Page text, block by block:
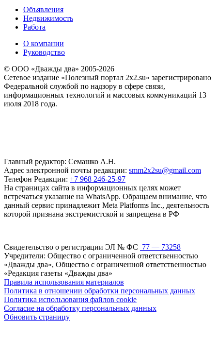
Объявления
Недвижимость
Работа
О компании
Руководство
© ООО «Дважды два» 2005-2026
Сетевое издание «Полезный портал 2x2.su» зарегистрировано
Федеральной службой по надзору в сфере связи,
информационных технологий и массовых коммуникаций 13
июля 2018 года.
Главный редактор: Семашко А.Н.
Адрес электронной почты редакции: smm2x2su@gmail.com
Телефон Редакции: +7 968 246-25-97
На страницах сайта в информационных целях может
встречаться указание на WhatsApp. Обращаем внимание, что
данный сервис принадлежит Meta Platforms Inc., деятельность
которой признана экстремистской и запрещена в РФ
Свидетельство о регистрации ЭЛ № ФС 77 — 73258
Учредители: Общество с ограниченной ответственностью
«Дважды два», Общество с ограниченной ответственностью
«Редакция газеты «Дважды два»
Правила использования материалов
Политика в отношении обработки персональных данных
Политика использования файлов cookie
Согласие на обработку персональных данных
Обновить страницу